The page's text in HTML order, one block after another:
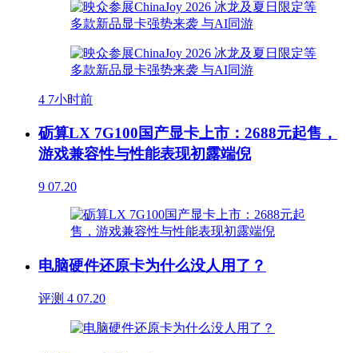
4 7小时前
砺算LX 7G100国产显卡上市：2688元起售，
游戏兼容性与性能表现初露端倪
9 07.20
电脑硬件还原卡为什么没人用了？
评测 4 07.20